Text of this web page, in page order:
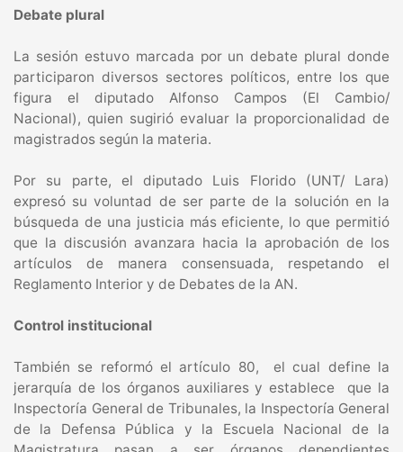
Debate plural
La sesión estuvo marcada por un debate plural donde
participaron diversos sectores políticos, entre los que
figura el diputado Alfonso Campos (El Cambio/
Nacional), quien sugirió evaluar la proporcionalidad de
magistrados según la materia.
Por su parte, el diputado Luis Florido (UNT/ Lara)
expresó su voluntad de ser parte de la solución en la
búsqueda de una justicia más eficiente, lo que permitió
que la discusión avanzara hacia la aprobación de los
artículos de manera consensuada, respetando el
Reglamento Interior y de Debates de la AN.
Control institucional
También se reformó el artículo 80, el cual define la
jerarquía de los órganos auxiliares y establece que la
Inspectoría General de Tribunales, la Inspectoría General
de la Defensa Pública y la Escuela Nacional de la